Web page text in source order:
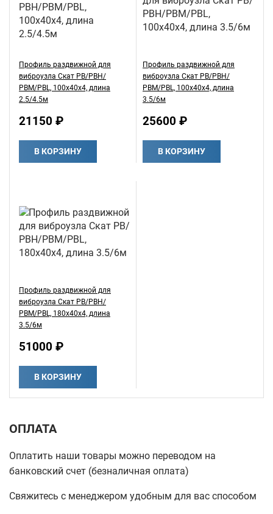
Профиль раздвижной для
виброузла Скат РВ/РВН/
РВМ/PBL, 100х40х4, длина
2.5/4.5м
21150 ₽
В КОРЗИНУ
Профиль раздвижной для
виброузла Скат РВ/РВН/
РВМ/PBL, 100х40х4, длина
3.5/6м
25600 ₽
В КОРЗИНУ
Профиль раздвижной для
виброузла Скат РВ/РВН/
РВМ/PBL, 180х40х4, длина
3.5/6м
51000 ₽
В КОРЗИНУ
ОПЛАТА
Оплатить наши товары можно переводом на
банковский счет (безналичная оплата)
Свяжитесь с менеджером удобным для вас способом